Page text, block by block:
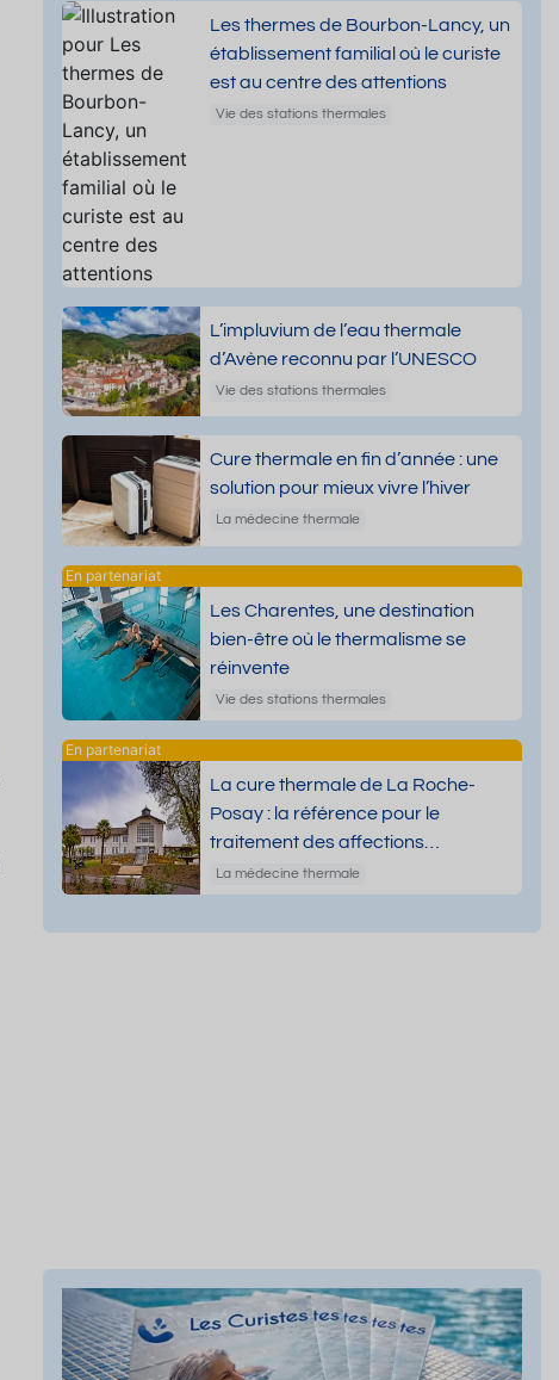
Les thermes de Bourbon-Lancy, un
établissement familial où le curiste
est au centre des attentions
Vie des stations thermales
L’impluvium de l’eau thermale
d’Avène reconnu par l’UNESCO
Vie des stations thermales
Cure thermale en fin d’année : une
solution pour mieux vivre l’hiver
La médecine thermale
Les Charentes, une destination
bien-être où le thermalisme se
réinvente
Vie des stations thermales
La cure thermale de La Roche-
Posay : la référence pour le
traitement des affections
dermatologiques
La médecine thermale